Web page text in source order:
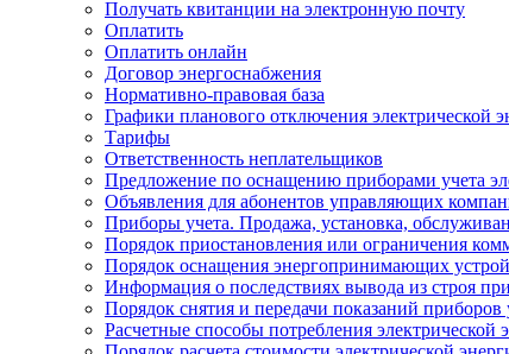
Получать квитанции на электронную почту
Оплатить
Оплатить онлайн
Договор энергоснабжения
Нормативно-правовая база
Графики планового отключения электрической
Тарифы
Ответственность неплательщиков
Предложение по оснащению приборами учета
Объявления для абонентов управляющих
Приборы учета. Продажа, установка,
Порядок приостановления или ограничения
Порядок оснащения энергопринимающих
Информация о последствиях вывода из строя
Порядок снятия и передачи показаний приборов
Расчетные способы потребления